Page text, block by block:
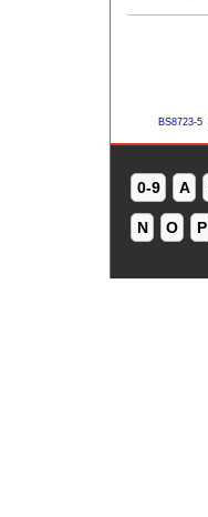
BS8723-5
0-9 A
N O P